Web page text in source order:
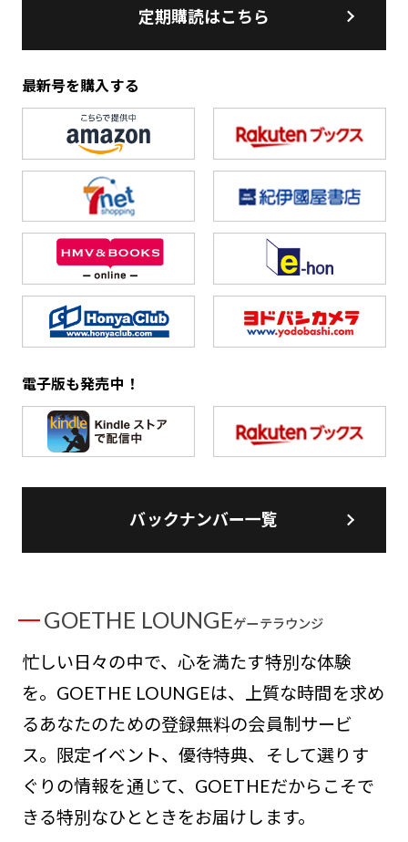
定期購読はこちら
最新号を購入する
電子版も発売中！
バックナンバー一覧
GOETHE LOUNGEゲーテラウンジ
忙しい日々の中で、心を満たす特別な体験
を。GOETHE LOUNGEは、上質な時間を求め
るあなたのための登録無料の会員制サービ
ス。限定イベント、優待特典、そして選りす
ぐりの情報を通じて、GOETHEだからこそで
きる特別なひとときをお届けします。